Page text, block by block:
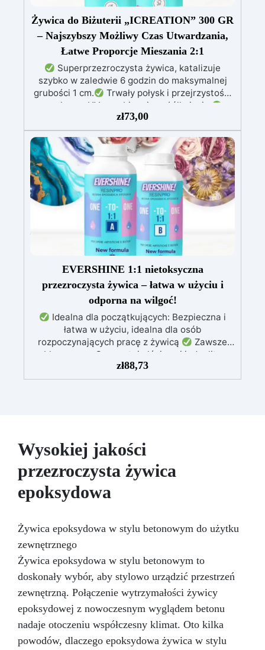
Żywica do Biżuterii „ICREATION” 300 GR
– Najszybszy Możliwy Czas Utwardzania,
Łatwe Proporcje Mieszania 2:1
Superprzezroczysta żywica, katalizuje
szybko w zaledwie 6 godzin do maksymalnej
grubości 1 cm.
Trwały połysk i przejrzystość,
z ochroną UV zapobiegającą żółknięciu.
Bezpieczna, certyfikowana BPA Free, bez
rozpuszczalników i bezzapachowa,
wyprodukowana w 100% we Włoszech.
Łatwa
w użyciu (stosunek 2:1) i obróbce, o niskiej
lepkości, co zmniejsza powstawanie
pęcherzyków powietrza.
Idealna do biżuterii,
małych odlewów, dekoracji i szybkiej
prototypizacji.
zł73,00
EVERSHINE 1:1 nietoksyczna
przezroczysta żywica – łatwa w użyciu i
odporna na wilgoć!
Idealna dla początkujących: Bezpieczna i
łatwa w użyciu, idealna dla osób
rozpoczynających pracę z żywicą
Zawsze
błyszcząca: Gwarantuje lśniące i jednolite
wykończenie w każdych warunkach
prosta w użyciu: Intuicyjne proporcje mieszania
wysoka odporność na zarysowania oraz wilgoć
zł88,73
Wysokiej jakości
przezroczysta żywica
epoksydowa
Żywica epoksydowa w stylu betonowym do użytku
zewnętrznego
Żywica epoksydowa w stylu betonowym to
doskonały wybór, aby stylowo urządzić przestrzeń
zewnętrzną. Połączenie wytrzymałości żywicy
epoksydowej z nowoczesnym wyglądem betonu
nadaje otoczeniu współczesny klimat. Oto kilka
powodów, dlaczego epoksydowa żywica w stylu